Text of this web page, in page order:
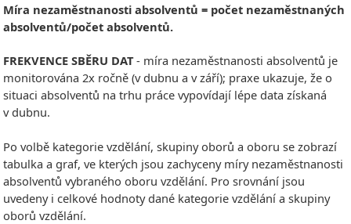
Míra nezaměstnanosti absolventů = počet nezaměstnaných
absolventů/počet absolventů.
FREKVENCE SBĚRU DAT- míra nezaměstnanosti absolventů je
monitorována 2x ročně (v dubnu a v září); praxe ukazuje, že o
situaci absolventů na trhu práce vypovídají lépe data získaná
v dubnu.
Po volbě kategorie vzdělání, skupiny oborů a oboru se zobrazí
tabulka a graf, ve kterých jsou zachyceny míry nezaměstnanosti
absolventů vybraného oboru vzdělání. Pro srovnání jsou
uvedeny i celkové hodnoty dané kategorie vzdělání a skupiny
oborů vzdělání.